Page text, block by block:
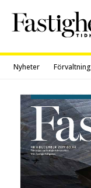
content
Nyheter Förvaltning